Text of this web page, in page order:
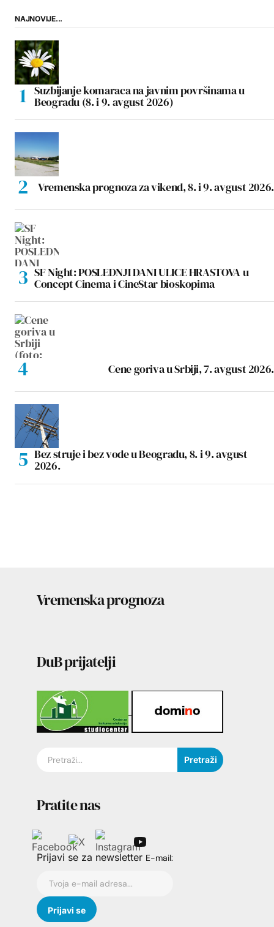
NAJNOVIJE...
Suzbijanje komaraca na javnim površinama u
Beogradu (8. i 9. avgust 2026)
Vremenska prognoza za vikend, 8. i 9. avgust 2026.
SF Night: POSLEDNJI DANI ULICE HRASTOVA u
Concept Cinema i CineStar bioskopima
Cene goriva u Srbiji, 7. avgust 2026.
Bez struje i bez vode u Beogradu, 8. i 9. avgust
2026.
Vremenska prognoza
DuB prijatelji
Pretraži
Pratite nas
Prijavi se za newsletter E-mail: